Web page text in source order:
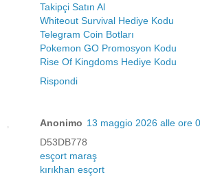
Takipçi Satın Al
Whiteout Survival Hediye Kodu
Telegram Coin Botları
Pokemon GO Promosyon Kodu
Rise Of Kingdoms Hediye Kodu
Rispondi
Anonimo 13 maggio 2026 alle ore
D53DB778
esçort maraş
kırıkhan esçort